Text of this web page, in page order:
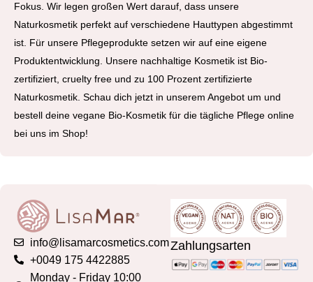
Fokus. Wir legen großen Wert darauf, dass unsere
Naturkosmetik perfekt auf verschiedene Hauttypen abgestimmt
ist. Für unsere Pflegeprodukte setzen wir auf eine eigene
Produktentwicklung. Unsere nachhaltige Kosmetik ist Bio-
zertifiziert, cruelty free und zu 100 Prozent zertifizierte
Naturkosmetik. Schau dich jetzt in unserem Angebot um und
bestell deine vegane Bio-Kosmetik für die tägliche Pflege online
bei uns im Shop!
info@lisamarcosmetics.com
+0049 175 4422885
Monday - Friday 10:00
Zahlungsarten